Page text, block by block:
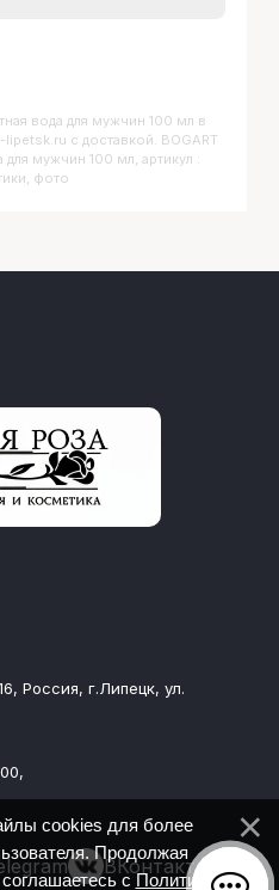
вода для мужчин 100 мл в
с доставкой. BOGART
для мужчин 100 мл, артикул :
фото
Россия, г.Липецк, ул.
ВКонтакте
cookies для более
Продолжая
сПолитикой